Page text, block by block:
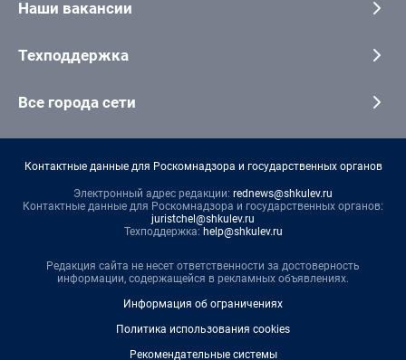
Наши вакансии
Техподдержка
Все города сети
Контактные данные для Роскомнадзора и государственных органов
Электронный адрес редакции: rednews@shkulev.ru
Контактные данные для Роскомнадзора и государственных органов:
juristchel@shkulev.ru
Техподдержка: help@shkulev.ru
Редакция сайта не несет ответственности за достоверность
информации, содержащейся в рекламных объявлениях.
Информация об ограничениях
Политика использования cookies
Рекомендательные системы